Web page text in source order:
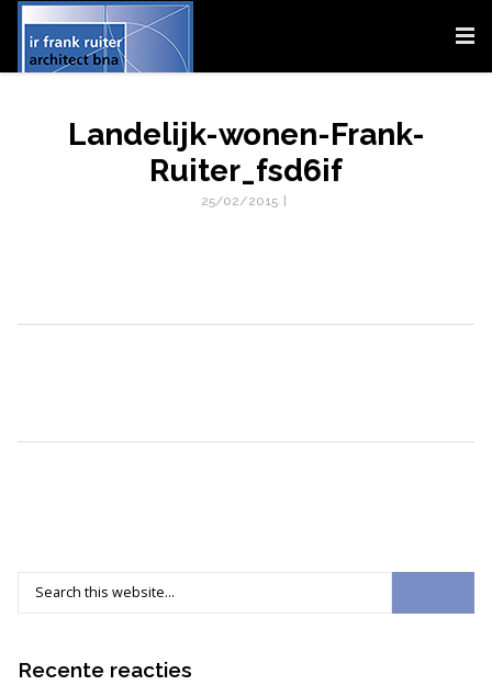
Landelijk-wonen-Frank-
Ruiter_fsd6if
25/02/2015
Recente reacties